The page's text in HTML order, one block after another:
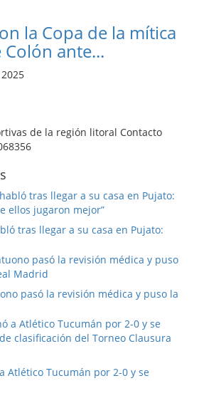
la Copa de la mítica
ante...
de la región litoral Contacto
tras llegar a su casa en Pujato:
pasó la revisión médica y puso la
Atlético Tucumán por 2-0 y se